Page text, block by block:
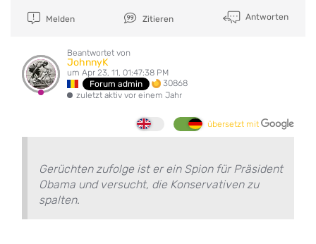
Melden Zitieren Antworten
Beantwortet von
JohnnyK
um Apr 23, 11, 01:47:38 PM
Forum admin
30868
zuletzt aktiv vor einem Jahr
übersetzt mit
Gerüchten zufolge ist er ein Spion für Präsident
Obama und versucht, die Konservativen zu
spalten.